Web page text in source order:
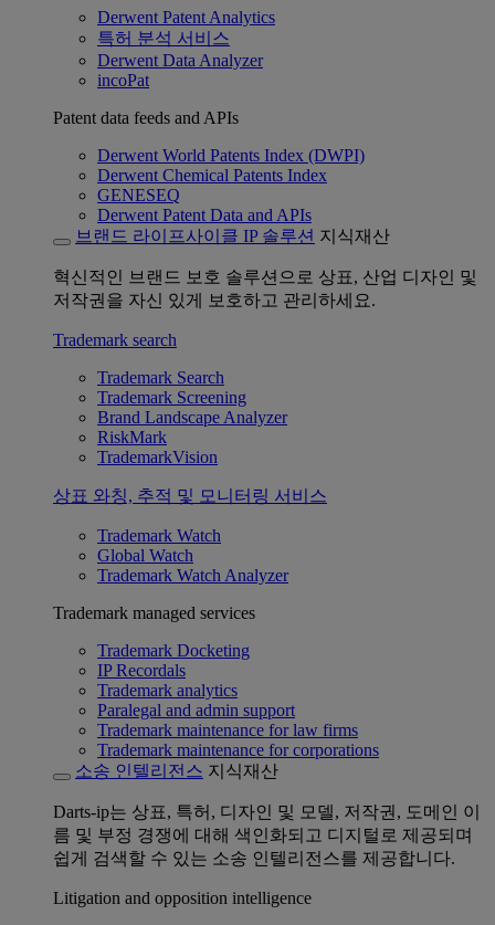
Derwent Patent Analytics
특허 분석 서비스
Derwent Data Analyzer
incoPat
Patent data feeds and APIs
Derwent World Patents Index (DWPI)
Derwent Chemical Patents Index
GENESEQ
Derwent Patent Data and APIs
브랜드 라이프사이클 IP 솔루션 지식재산
혁신적인 브랜드 보호 솔루션으로 상표, 산업 디자인 및
저작권을 자신 있게 보호하고 관리하세요.
Trademark search
Trademark Search
Trademark Screening
Brand Landscape Analyzer
RiskMark
TrademarkVision
상표 와칭, 추적 및 모니터링 서비스
Trademark Watch
Global Watch
Trademark Watch Analyzer
Trademark managed services
Trademark Docketing
IP Recordals
Trademark analytics
Paralegal and admin support
Trademark maintenance for law firms
Trademark maintenance for corporations
소송 인텔리전스 지식재산
Darts-ip는 상표, 특허, 디자인 및 모델, 저작권, 도메인 이
름 및 부정 경쟁에 대해 색인화되고 디지털로 제공되며
쉽게 검색할 수 있는 소송 인텔리전스를 제공합니다.
Litigation and opposition intelligence